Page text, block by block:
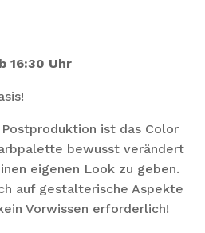
16:30 Uhr
ist das Color
bewusst verändert
eigenen Look zu geben.
auf gestalterische Aspekte
Vorwissen erforderlich!